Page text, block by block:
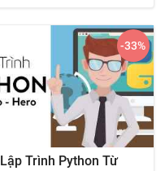
Lập Trình Python Từ
-33%